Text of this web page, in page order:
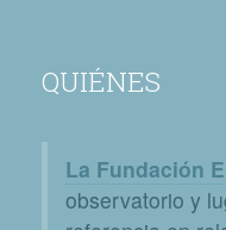
QUIÉNES
La Fundación
observatorio y